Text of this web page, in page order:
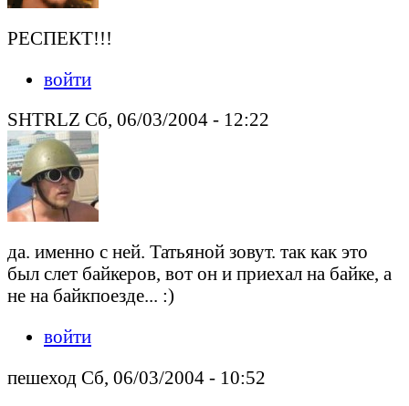
РЕСПЕКТ!!!
войти
SHTRLZ Сб, 06/03/2004 - 12:22
да. именно с ней. Татьяной зовут. так как это
был слет байкеров, вот он и приехал на байке, а
не на байкпоезде... :)
войти
пешеход Сб, 06/03/2004 - 10:52